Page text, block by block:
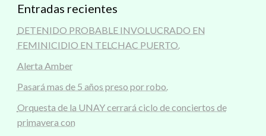
Entradas recientes
DETENIDO PROBABLE INVOLUCRADO EN
FEMINICIDIO EN TELCHAC PUERTO.
Alerta Amber
Pasará mas de 5 años preso por robo.
Orquesta de la UNAY cerrará ciclo de conciertos de
primavera con